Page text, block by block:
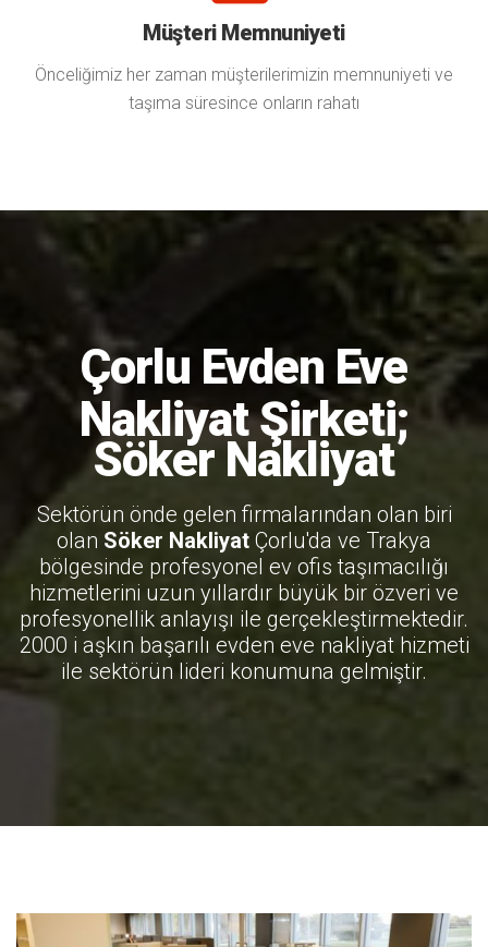
Müşteri Memnuniyeti
Önceliğimiz her zaman müşterilerimizin memnuniyeti ve
taşıma süresince onların rahatı
Çorlu Evden Eve
NakliyatŞirketi;
Söker Nakliyat
Sektörün önde gelen firmalarından olan biri
olan Söker Nakliyat Çorlu'da ve Trakya
bölgesinde profesyonel ev ofis taşımacılığı
hizmetlerini uzun yıllardır büyük bir özveri ve
profesyonellik anlayışı ile gerçekleştirmektedir.
2000 i aşkın başarılı evden eve nakliyat hizmeti
ile sektörün lideri konumuna gelmiştir.